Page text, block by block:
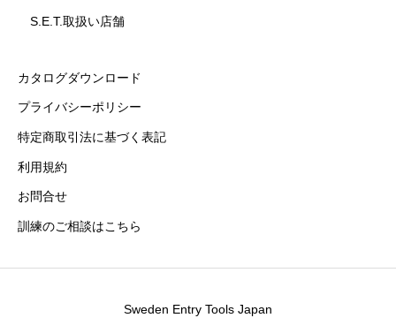
S.E.T.取扱い店舗
カタログダウンロード
プライバシーポリシー
特定商取引法に基づく表記
利用規約
お問合せ
訓練のご相談はこちら
Sweden Entry Tools Japan